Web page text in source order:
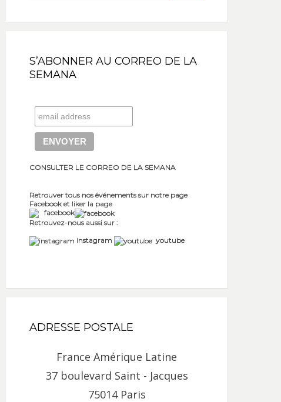
S’ABONNER AU CORREO DE LA
SEMANA
CONSULTER LE CORREO DE LA SEMANA
Retrouver tous nos événements sur notre page
Facebook et liker la page
facebook
Retrouvez-nous aussi sur :
instagram
youtube
ADRESSE POSTALE
France Amérique Latine
37 boulevard Saint - Jacques
75014 Paris